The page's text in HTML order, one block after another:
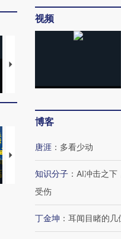
马航飞行员跨国走私7万
育部
【推广】走进第四届链博
有意
视频
博客
唐涯 ： 多看少动
知识分子 ： AI冲击之下
受伤
丁金坤 ： 耳闻目睹的几